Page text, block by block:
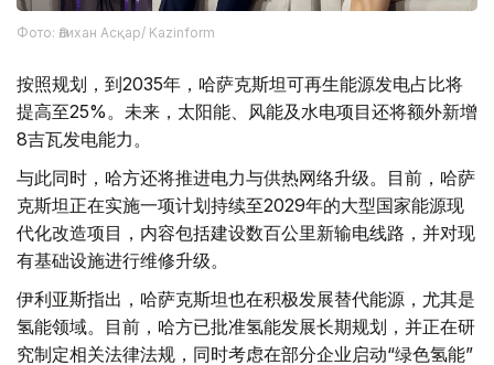
Фото: Әлихан Асқар/ Kazinform
按照规划，到2035年，哈萨克斯坦可再生能源发电占比将
提高至25%。未来，太阳能、风能及水电项目还将额外新增
8吉瓦发电能力。
与此同时，哈方还将推进电力与供热网络升级。目前，哈萨
克斯坦正在实施一项计划持续至2029年的大型国家能源现
代化改造项目，内容包括建设数百公里新输电线路，并对现
有基础设施进行维修升级。
伊利亚斯指出，哈萨克斯坦也在积极发展替代能源，尤其是
氢能领域。目前，哈方已批准氢能发展长期规划，并正在研
究制定相关法律法规，同时考虑在部分企业启动“绿色氢能”